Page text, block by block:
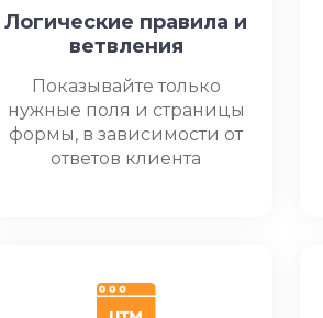
Логические правила и
ветвления
Показывайте только
нужные поля и страницы
формы, в зависимости от
ответов клиента